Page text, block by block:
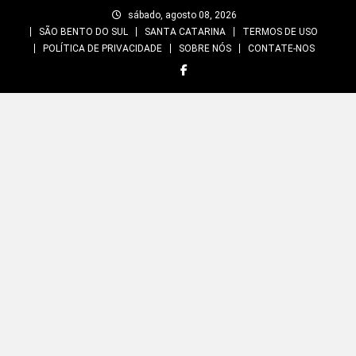
sábado, agosto 08, 2026
SÃO BENTO DO SUL
SANTA CATARINA
TERMOS DE USO
POLÍTICA DE PRIVACIDADE
SOBRE NÓS CONTATE-NOS